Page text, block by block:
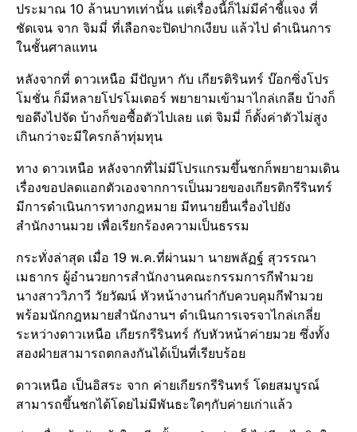
ประมาณ 10 ล้านบาทเท่านั้น แต่เรื่องนี้ก็ไม่มีคำชี้แจง ที่
ชัดเจน จาก จิมมี่ ที่เลือกจะปิดปากเงียบ แล้วไป ดำเนินการ
ในชั้นศาลแทน
หลังจากที่ ดาวเหนือ มีปัญหา กับ เกียรติรินทร์ บ๊อกซิ่งโปร
โมชั่น ก็มีหลายโปรโมเตอร์ พยายามเข้ามาไกล่เกลีย บ้างก็
ขอดึงไปจัด บ้างก็ขอซื้อตัวไปเลย แต่ จิมมี่ ก็ตั้งค่าตัวไม่สูง
เกินกว่าจะมีใครกล้าทุ่มทุน
ทาง ดาวเหนือ หลังจากที่ไม่มีโปรแกรมขึ้นชกก็พยายามเดิน
เรื่องขอปลดแอกตัวเองจากการเป็นมวยของเกียรติกรีรินทร์
มีการดำเนินการทางกฎหมาย มีทนายยื่นเรื่องไปยัง
สำนักงานมวย เพื่อเรียกร้องความเป็นธรรม
กระทั่งล่าสุด เมื่อ 19 พ.ค.ที่ผ่านมา นายพลัฏฐ์ สุวรรณา
เมธากร ผู้อำนวยการสำนักงานคณะกรรมการกีฬามวย
นางสาววิภาวี วัยวัฒน์ หัวหน้างานกำกับควบคุมกีฬามวย
พร้อมนักกฎหมายสำนักงานฯ ดำเนินการเจรจาไกล่เกลี่ย
ระหว่างดาวเหนือ เกียรกรีรินทร์ กับหัวหน้าค่ายมวย ซึ่งทั้ง
สองฝ่ายสามารถตกลงกันได้เป็นที่เรียบร้อย
ดาวเหนือ เป็นอิสระ จาก ค่ายเกียรกรีรินทร์ โดยสมบูรณ์
สามารถขึ้นชกได้โดยไม่มีพันธะใดๆกับค่ายเก่าแล้ว